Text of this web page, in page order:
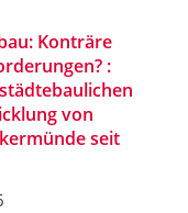
Konträre
:
von
seit